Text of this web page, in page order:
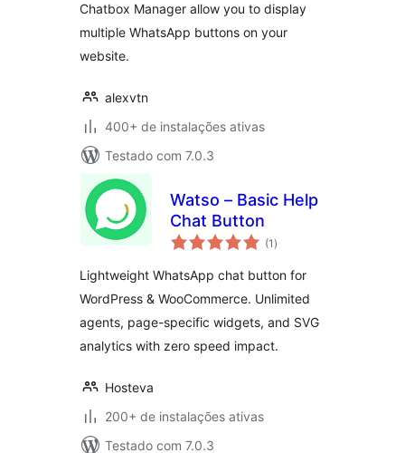
Chatbox Manager allow you to display
multiple WhatsApp buttons on your
website.
alexvtn
400+ de instalações ativas
Testado com 7.0.3
Watso – Basic Help
Chat Button
(1 total
de
)
Lightweight WhatsApp chat button for
WordPress & WooCommerce. Unlimited
agents, page-specific widgets, and SVG
analytics with zero speed impact.
Hosteva
200+ de instalações ativas
Testado com 7.0.3